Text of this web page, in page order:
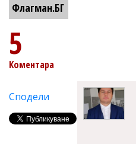
Флагман.БГ
5
Коментара
Сподели